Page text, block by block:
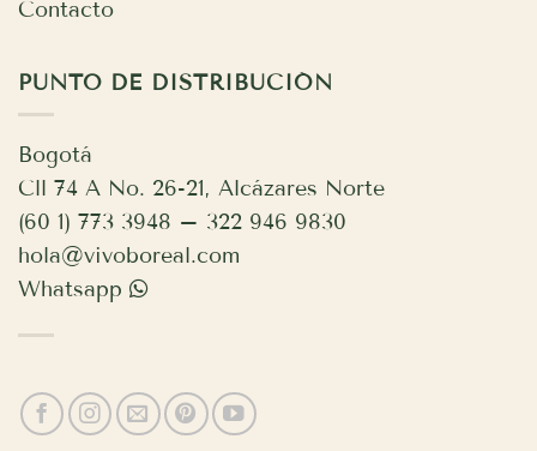
Contacto
PUNTO DE DISTRIBUCIÓN
Bogotá
Cll 74 A No. 26-21, Alcázares Norte
(60 1) 773 3948 – 322 946 9830
hola@vivoboreal.com
Whatsapp